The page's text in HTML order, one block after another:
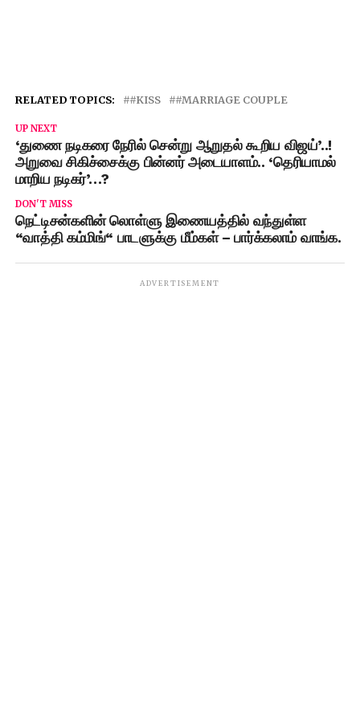
RELATED TOPICS: #KISS #MARRIAGE COUPLE
UP NEXT
‘துணை நடிகரை நேரில் சென்று ஆறுதல் கூறிய விஜய்’..!
அறுவை சிகிச்சைக்கு பின்னர் அடையாளம்.. ‘தெரியாமல்
மாறிய நடிகர்’…?
DON'T MISS
நெட்டிசன்களின் லொள்ளு இணையத்தில் வந்துள்ள
“வாத்தி கம்மிங்“ பாடளுக்கு மீம்கள் – பார்க்கலாம் வாங்க.
ADVERTISEMENT